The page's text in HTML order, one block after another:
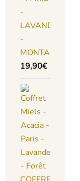
-
LAVANDE
-
MONTAGNE
19,90€